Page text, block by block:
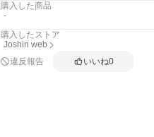
購入した商品
-
購入したストア
Joshin web
違反報告
いいね0